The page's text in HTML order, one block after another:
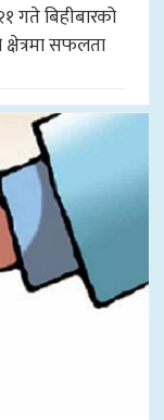
गते बिहीबारको
सफलता